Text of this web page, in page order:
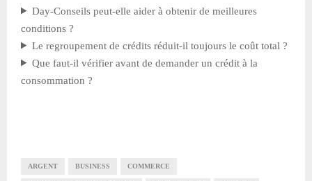
Day-Conseils peut-elle aider à obtenir de meilleures
conditions ?
Le regroupement de crédits réduit-il toujours le coût total ?
Que faut-il vérifier avant de demander un crédit à la
consommation ?
ARGENT BUSINESS COMMERCE